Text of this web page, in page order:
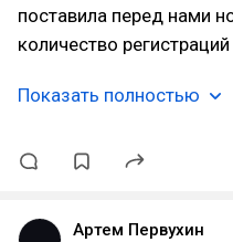
поставила перед нами
количество
Показать полностью
Артем Первухин